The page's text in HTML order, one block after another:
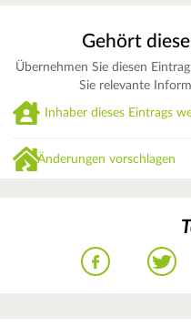
Gehört
Übernehmen Sie diesen
Sie relevante
Inhaber dieses Eintrags
Änderungen vorschlagen